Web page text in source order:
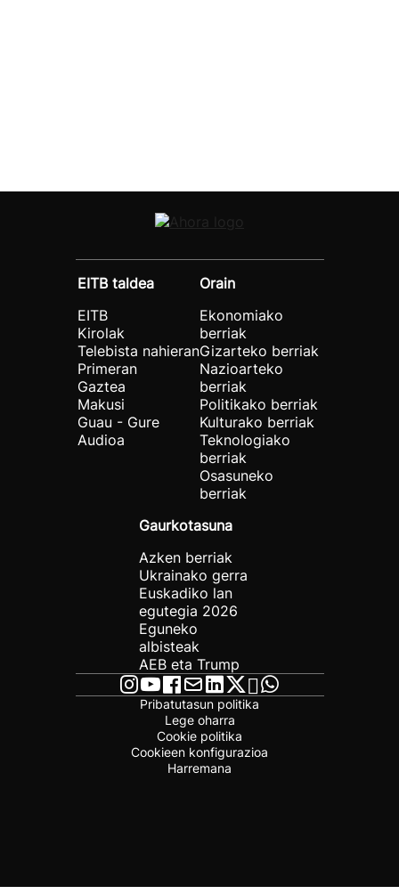
EITB taldea
EITB
Kirolak
Telebista nahieran
Primeran
Gaztea
Makusi
Guau - Gure
Audioa
Orain
Ekonomiako
berriak
Gizarteko berriak
Nazioarteko
berriak
Politikako berriak
Kulturako berriak
Teknologiako
berriak
Osasuneko
berriak
Gaurkotasuna
Azken berriak
Ukrainako gerra
Euskadiko lan
egutegia 2026
Eguneko
albisteak
AEB eta Trump
Pribatutasun politika
Lege oharra
Cookie politika
Cookieen konfigurazioa
Harremana